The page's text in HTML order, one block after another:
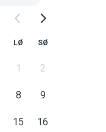
LØ SØ
1 2
8 9
15 16